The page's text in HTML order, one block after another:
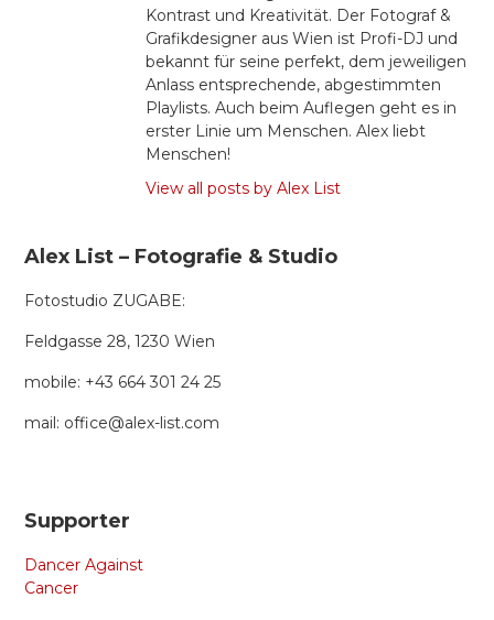
Kontrast und Kreativität. Der Fotograf &
Grafikdesigner aus Wien ist Profi-DJ und
bekannt für seine perfekt, dem jeweiligen
Anlass entsprechende, abgestimmten
Playlists. Auch beim Auflegen geht es in
erster Linie um Menschen. Alex liebt
Menschen!
View all posts by Alex List
Alex List – Fotografie & Studio
Fotostudio ZUGABE:
Feldgasse 28, 1230 Wien
mobile: +43 664 301 24 25
mail: office@alex-list.com
Supporter
Dancer Against
Cancer